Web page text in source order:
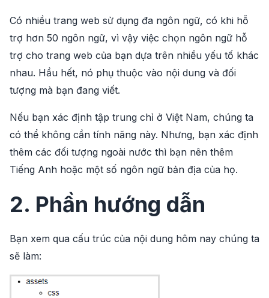
Có nhiều trang web sử dụng đa ngôn ngữ, có khi hỗ
trợ hơn 50 ngôn ngữ, vì vậy việc chọn ngôn ngữ hỗ
trợ cho trang web của bạn dựa trên nhiều yếu tố khác
nhau. Hầu hết, nó phụ thuộc vào nội dung và đối
tượng mà bạn đang viết.
Nếu bạn xác định tập trung chỉ ở Việt Nam, chúng ta
có thể không cần tính năng này. Nhưng, bạn xác định
thêm các đối tượng ngoài nước thì bạn nên thêm
Tiếng Anh hoặc một số ngôn ngữ bản địa của họ.
2. Phần hướng dẫn
Bạn xem qua cấu trúc của nội dung hôm nay chúng ta
sẽ làm: